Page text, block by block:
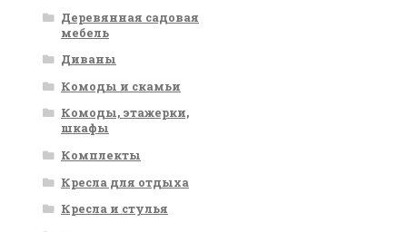
Деревянная садовая
мебель
Диваны
Комоды и скамьи
Комоды, этажерки,
шкафы
Комплекты
Кресла для отдыха
Кресла и стулья